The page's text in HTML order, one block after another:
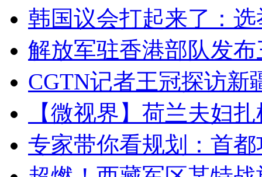
韩国议会打起来了：
解放军驻香港部队发
CGTN记者王冠探访新
【微视界】荷兰夫妇
专家带你看规划：首